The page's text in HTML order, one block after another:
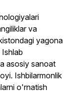
va
yagona
Ishlab
asosiy sanoat
Ishbilarmonlik
o'rnatish